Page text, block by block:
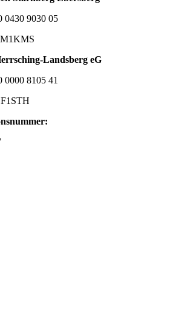
0430 9030 05
Landsberg eG
8105 41